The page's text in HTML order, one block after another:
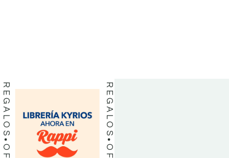
REGALOS
REGALOS